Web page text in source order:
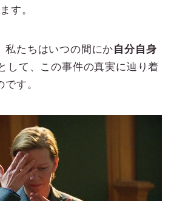
す。
私たちはいつの間にか自分自身
して、この事件の真実に辿り着
す。